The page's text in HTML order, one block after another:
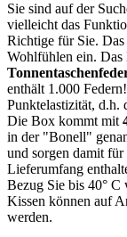
Sie sind auf der
vielleicht das
Richtige für Sie.
Wohlfühlen ein. Das
enthält 1.000
Punktelastizität, d.h.
Die Box kommt mit
in der "Bonell"
und sorgen damit
Lieferumfang
Bezug Sie bis 40°
Kissen können auf
werden.